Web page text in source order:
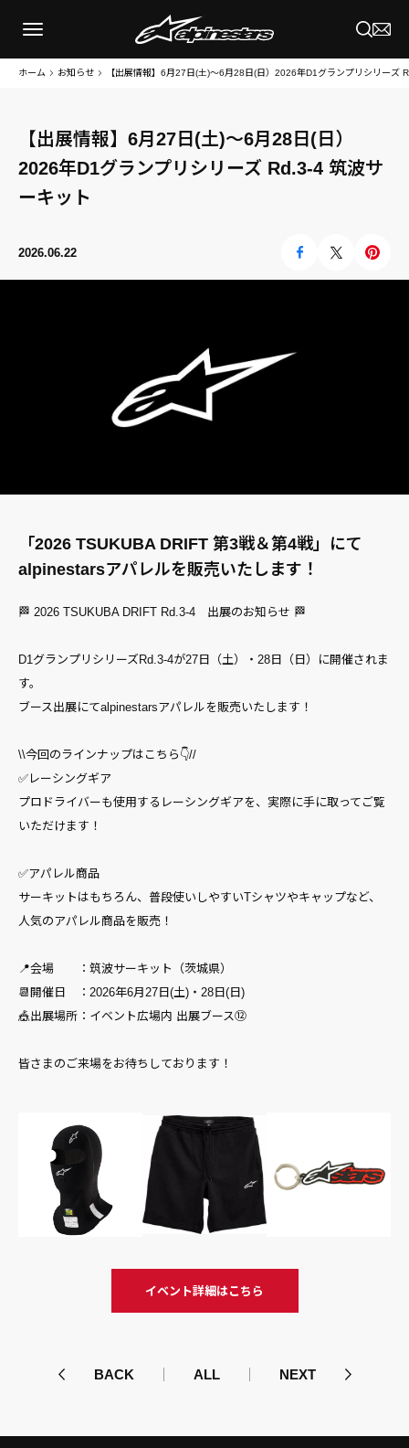
ホーム お知らせ 【出展情報】6月27日(土)～6月28日(日）2026年D1グランプリシリーズ
【出展情報】6月27日(土)～6月28日(日）
2026年D1グランプリシリーズ Rd.3-4 筑波サ
ーキット
2026.06.22
「2026 TSUKUBA DRIFT 第3戦＆第4戦」にて
alpinestarsアパレルを販売いたします！
🏁 2026 TSUKUBA DRIFT Rd.3-4 出展のお知らせ 🏁
D1グランプリシリーズRd.3-4が27日（土）・28日（日）に開催されま
す。
ブース出展にてalpinestarsアパレルを販売いたします！
\\今回のラインナップはこちら👇//
✅レーシングギア
プロドライバーも使用するレーシングギアを、実際に手に取ってご覧
いただけます！
✅アパレル商品
サーキットはもちろん、普段使いしやすいTシャツやキャップなど、
人気のアパレル商品を販売！
📍会場 ：筑波サーキット（茨城県）
📆開催日 ：2026年6月27日(土)・28日(日)
🎪出展場所：イベント広場内 出展ブース⑫
皆さまのご来場をお待ちしております！
イベント詳細はこちら
BACK ALL NEXT